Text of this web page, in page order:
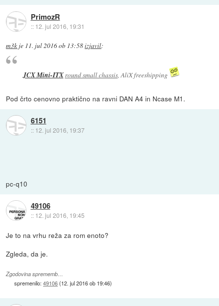
PrimozR
:: 12. jul 2016, 19:31
m3k je 11. jul 2016 ob 13:58izjavil:
JCX Mini-ITX round small chassis, AliX freeshipping
Pod črto cenovno praktično na ravni DAN A4 in Ncase M1.
6151
:: 12. jul 2016, 19:37
pc-q10
49106
:: 12. jul 2016, 19:45
Je to na vrhu reža za rom enoto?
Zgleda, da je.
Zgodovina sprememb…
spremenilo:49106(12. jul 2016 ob 19:46)